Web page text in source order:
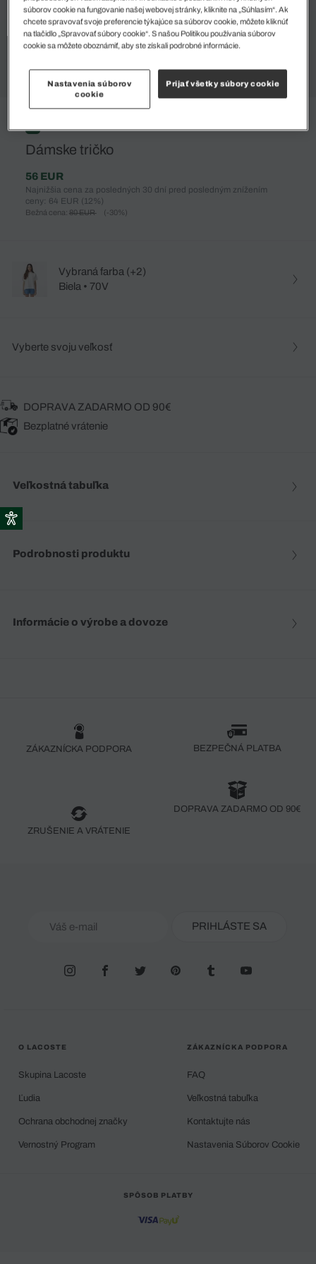
%
Dámske tričko
56 EUR
Najnižšia cena za posledných 30 dní pred posledným znížením
ceny: 64 EUR (12%)
Bežná cena: 80 EUR (-30%)
Vybraná farba (+2)
Biela • 70V
Vyberte svoju veľkosť
DOPRAVA ZADARMO OD 90€
Bezplatné vrátenie
Veľkostná tabuľka
Podrobnosti produktu
Informácie o výrobe a dovoze
ZÁKAZNÍCKA PODPORA BEZPEČNÁ PLATBA
ZRUŠENIE A VRÁTENIE
DOPRAVA ZADARMO OD 90€
PRIHLÁSTE SA
O LACOSTE
Skupina Lacoste
Ľudia
Ochrana obchodnej značky
Vernostný Program
ZÁKAZNÍCKA PODPORA
FAQ
Veľkostná tabuľka
Kontaktujte nás
Nastavenia Súborov Cookie
SPÔSOB PLATBY
súborov cookie na fungovanie našej webovej stránky, kliknite na „Súhlasím“. Ak
chcete spravovať svoje preferencie týkajúce sa súborov cookie, môžete kliknúť
na tlačidlo „Spravovať súbory cookie“. S našou Politikou používania súborov
cookie sa môžete oboznámiť, aby ste získali podrobné informácie.
Nastavenia súborov
cookie
Prijať všetky súbory cookie